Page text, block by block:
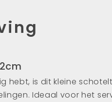
hebt, is dit kleine
Ideaal voor het